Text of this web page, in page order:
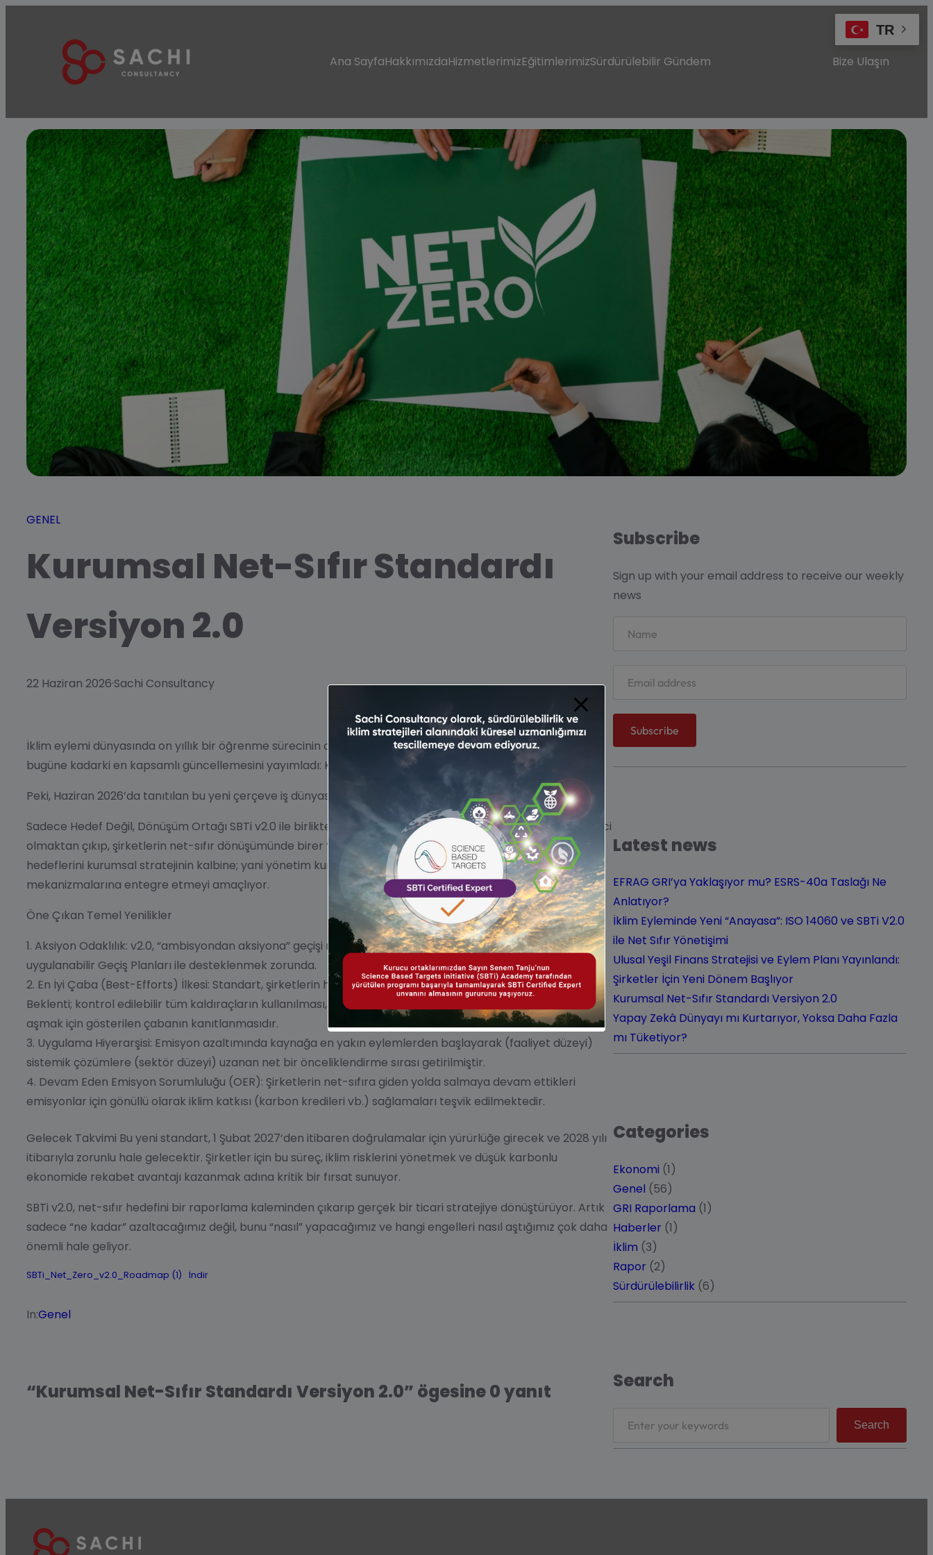
Ana SayfaHakkımızdaHizmetlerimizEğitimlerimizSürdürülebilir Gündem Bize Ulaşın
GENEL
Kurumsal Net-Sıfır Standardı
Versiyon 2.0
22 Haziran 2026·Sachi Consultancy
İklim eylemi dünyasında on yıllık bir öğrenme sürecinin ardından, Bilim Temelli Hedefler girişimi (SBTi)
bugüne kadarki en kapsamlı güncellemesini yayımladı: Kurumsal Net-Sıfır Standardı Versiyon 2.0 (v2.0)
Peki, Haziran 2026’da tanıtılan bu yeni çerçeve iş dünyası için ne anlama geliyor?
Sadece Hedef Değil, Dönüşüm Ortağı SBTi v2.0 ile birlikte kurumun rolü sadece hedefleri onaylayan bir merci
olmaktan çıkıp, şirketlerin net-sıfır dönüşümünde birer “geçiş ortağı” olmaya evriliyor. Yeni standart, iklim
hedeflerini kurumsal stratejinin kalbine; yani yönetim kurullarının, CFO’ların ve operasyon ekiplerinin karar
mekanizmalarına entegre etmeyi amaçlıyor.
Öne Çıkan Temel Yenilikler
Aksiyon Odaklılık: v2.0, “ambisyondan aksiyona” geçişi merkeze alıyor. Artık hedefler, şeffaf ve
uygulanabilir Geçiş Planları ile desteklenmek zorunda.
En İyi Çaba (Best-Efforts) İlkesi: Standart, şirketlerin her şeyi kontrol edemeyeceğini kabul ediyor.
Beklenti; kontrol edilebilir tüm kaldıraçların kullanılması, engellerin şeffafça paylaşılması ve bu engelleri
aşmak için gösterilen çabanın kanıtlanmasıdır.
Uygulama Hiyerarşisi: Emisyon azaltımında kaynağa en yakın eylemlerden başlayarak (faaliyet düzeyi)
sistemik çözümlere (sektör düzeyi) uzanan net bir önceliklendirme sırası getirilmiştir.
Devam Eden Emisyon Sorumluluğu (OER): Şirketlerin net-sıfıra giden yolda salmaya devam ettikleri
emisyonlar için gönüllü olarak iklim katkısı (karbon kredileri vb.) sağlamaları teşvik edilmektedir.
Gelecek Takvimi Bu yeni standart,1 Şubat 2027‘den itibaren doğrulamalar için yürürlüğe girecek ve 2028 yılı
itibarıyla zorunlu hale gelecektir. Şirketler için bu süreç, iklim risklerini yönetmek ve düşük karbonlu
ekonomide rekabet avantajı kazanmak adına kritik bir fırsat sunuyor.
SBTi v2.0, net-sıfır hedefini bir raporlama kaleminden çıkarıp gerçek bir ticari stratejiye dönüştürüyor. Artık
sadece “ne kadar” azaltacağımız değil, bunu “nasıl” yapacağımız ve hangi engelleri nasıl aştığımız çok daha
önemli hale geliyor.
SBTi_Net_Zero_v2.0_Roadmap (1) İndir
In:Genel
“Kurumsal Net-Sıfır Standardı Versiyon 2.0” ögesine 0 yanıt
Subscribe
Sign up with your email address to receive our weekly
news
Latest news
EFRAG GRI’ya Yaklaşıyor mu? ESRS-40a Taslağı Ne
Anlatıyor?
İklim Eyleminde Yeni “Anayasa”: ISO 14060 ve SBTi V2.0
ile Net Sıfır Yönetişimi
Ulusal Yeşil Finans Stratejisi ve Eylem Planı Yayınlandı:
Şirketler İçin Yeni Dönem Başlıyor
Kurumsal Net-Sıfır Standardı Versiyon 2.0
Yapay Zekâ Dünyayı mı Kurtarıyor, Yoksa Daha Fazla
mı Tüketiyor?
Categories
Ekonomi (1)
Genel (56)
GRI Raporlama (1)
Haberler (1)
İklim (3)
Rapor (2)
Sürdürülebilirlik (6)
Search
Search
TR
modal-check